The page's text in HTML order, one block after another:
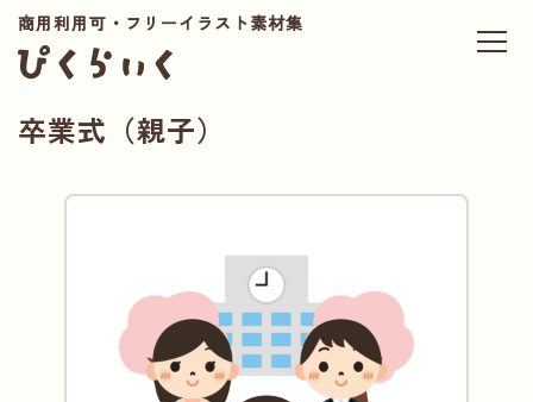
商用利用可・フリーイラスト素材集
卒業式（親子）